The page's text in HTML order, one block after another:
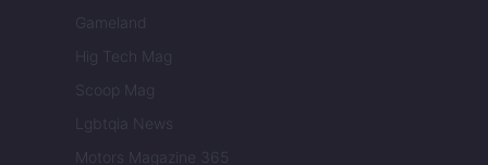
Gameland
Hig Tech Mag
Scoop Mag
Lgbtqia News
Motors Magazine 365